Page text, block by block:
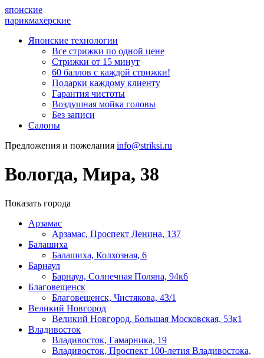
японские
парикмахерские
Японские технологии
Все стрижки по одной цене
Стрижки от 15 минут
60 баллов с каждой стрижки!
Подарки каждому клиенту
Гарантия чистоты
Воздушная мойка головы
Без записи
Салоны
Предложения и пожелания info@striksi.ru
Вологда, Мира, 38
Показать города
Арзамас
Арзамас, Проспект Ленина, 137
Балашиха
Балашиха, Колхозная, 6
Барнаул
Барнаул, Солнечная Поляна, 94к6
Благовещенск
Благовещенск, Чистякова, 43/1
Великий Новгород
Великий Новгород, Большая Московская, 53к1
Владивосток
Владивосток, Гамарника, 19
Владивосток, Проспект 100-летия Владивостока,